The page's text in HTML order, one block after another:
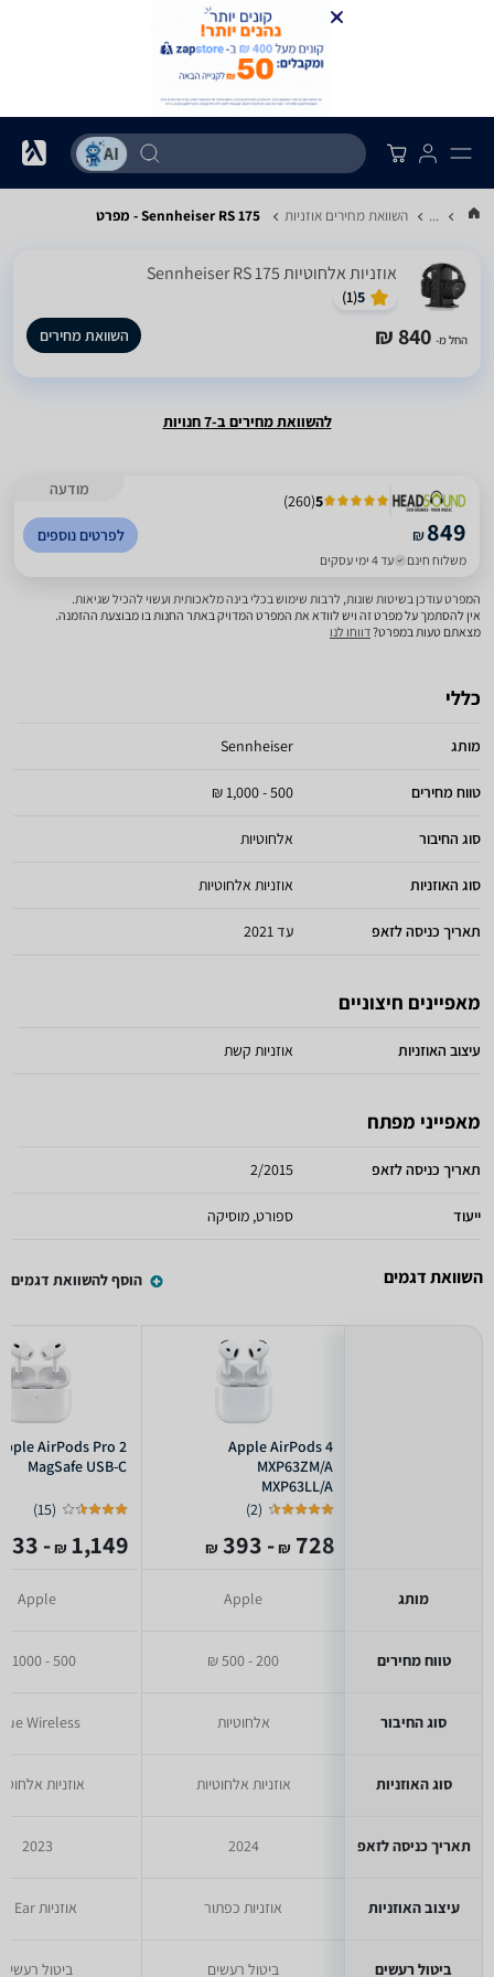
... השוואת מחירים אוזניות Sennheiser RS 175 - מפרט
אוזניות ‏אלחוטיות Sennheiser RS 175
5
(
1
)
החל מ- 840 ₪ השוואת מחירים
להשוואת מחירים ב-7 חנויות
מודעה
5
(
260
)
₪849
משלוח חינם עד 4 ימי עסקים
לפרטים נוספים
המפרט עודכן בשיטות שונות, לרבות שימוש בכלי בינה מלאכותית ועשוי להכיל שגיאות.
אין להסתמך על מפרט זה ויש לוודא את המפרט המדויק באתר החנות בו מבוצעת ההזמנה.
מצאתם טעות במפרט?דווחו לנו
כללי
מותג Sennheiser
טווח מחירים 500 - 1,000 ₪
סוג החיבור אלחוטיות
סוג האוזניות אוזניות אלחוטיות
תאריך כניסה לזאפ עד 2021
מאפיינים חיצוניים
עיצוב האוזניות אוזניות קשת
מאפייני מפתח
תאריך כניסה לזאפ 2/2015
ייעוד ספורט, מוסיקה
השוואת דגמים הוסף להשוואת דגמים
מותג
טווח מחירים
סוג החיבור
סוג האוזניות
תאריך כניסה לזאפ
עיצוב האוזניות
ביטול רעשים
Apple AirPods 4
MXP63ZM/A
MXP63LL/A
MXP63HN/A
(
2
)
728
₪
- 393
₪
Apple
200 - 500 ₪
אלחוטיות
אוזניות אלחוטיות
2024
אוזניות כפתור
ביטול רעשים
AirPods Pro 2
MagSafe USB-C
(
15
)
1,149
₪
- 633
Apple
500 - 1000 ₪
Wireless
אוזניות
2023
אוזניות In Ear
ביטול רעשים